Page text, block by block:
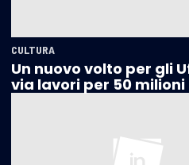
CULTURA
Un nuovo volto per gli
via lavori per 50 milioni